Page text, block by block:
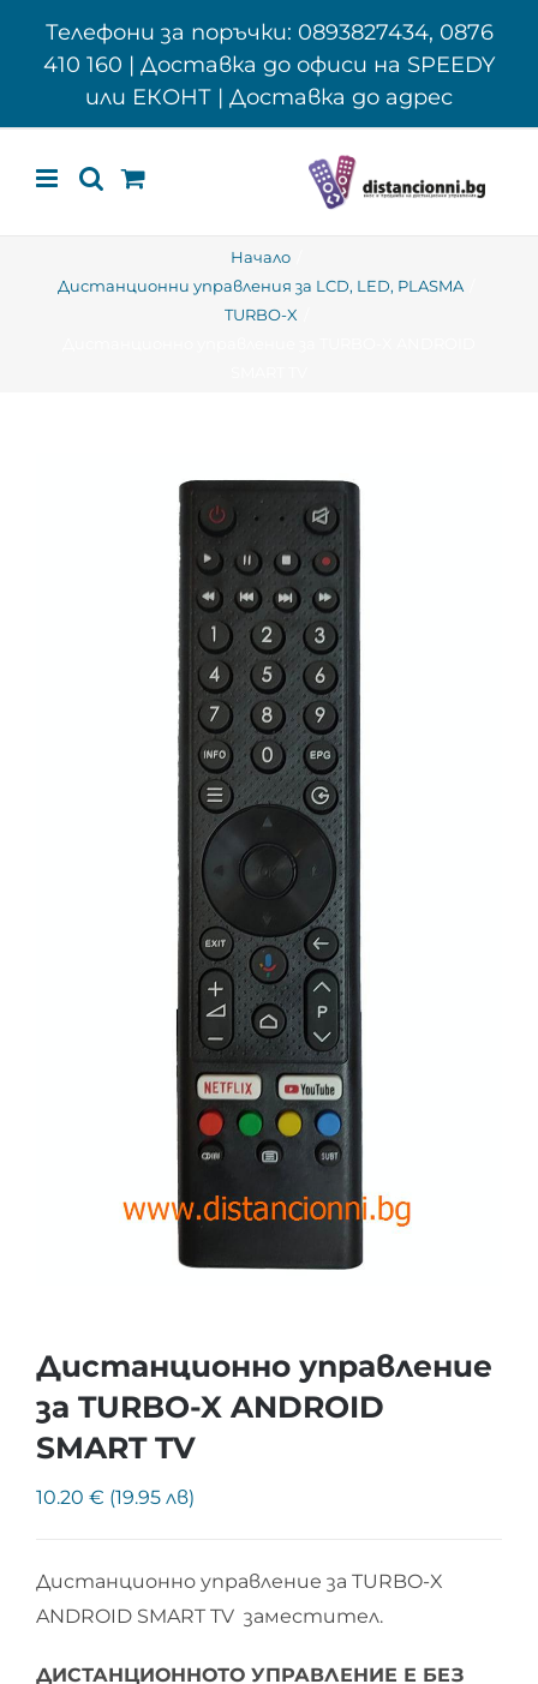
Телефони за поръчки: 0893827434, 0876
410 160 | Доставка до офиси на SPEEDY
или ЕКОНТ | Доставка до адрес
Начало
Дистанционни управления за LCD, LED, PLASMA
TURBO-X
Дистанционно управление
за TURBO-X ANDROID
SMART TV
10.20 € (19.95 лв)
Дистанционно управление за TURBO-X
ANDROID SMART TV заместител.
ДИСТАНЦИОННОТО УПРАВЛЕНИЕ Е БЕЗ